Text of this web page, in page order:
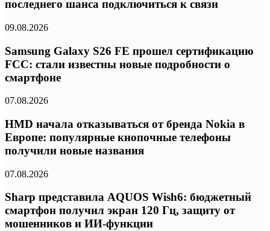
последнего шанса подключиться к связи
09.08.2026
Samsung Galaxy S26 FE прошел сертификацию
FCC: стали известны новые подробности о
смартфоне
07.08.2026
HMD начала отказываться от бренда Nokia в
Европе: популярные кнопочные телефоны
получили новые названия
07.08.2026
Sharp представила AQUOS Wish6: бюджетный
смартфон получил экран 120 Гц, защиту от
мошенников и ИИ-функции